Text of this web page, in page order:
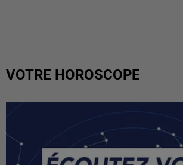
VOTRE HOROSCOPE